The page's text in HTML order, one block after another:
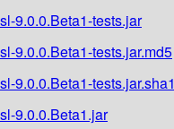
9.0.0.Beta1-tests.jar
9.0.0.Beta1-tests.jar.md5
9.0.0.Beta1-tests.jar.sha1
9.0.0.Beta1.jar